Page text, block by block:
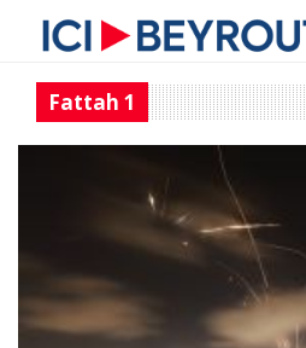
Fattah 1